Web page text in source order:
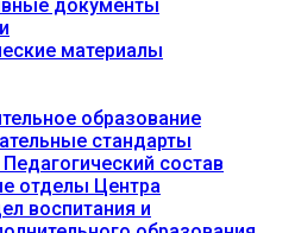
документы
материалы
образование
стандарты
состав
отделы Центра
воспитания и